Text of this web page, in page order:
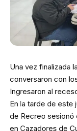
Una vez finalizada
conversaron con
Ingresaron al
En la tarde de este
de Recreo sesionó
en Cazadores de